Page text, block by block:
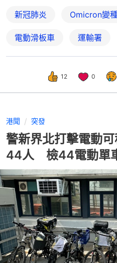
新冠肺炎 Omicron變
電動滑板車 運輸署
12 0
港聞 突發
警新界北打擊電動
44人 檢44電動單